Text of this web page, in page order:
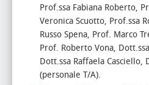
Prof.ssa Fabiana Roberto,
Veronica Scuotto, Prof.ssa
Russo Spena, Prof. Marco
Prof. Roberto Vona,
Dott.ssa Raffaela
(personale T/A).